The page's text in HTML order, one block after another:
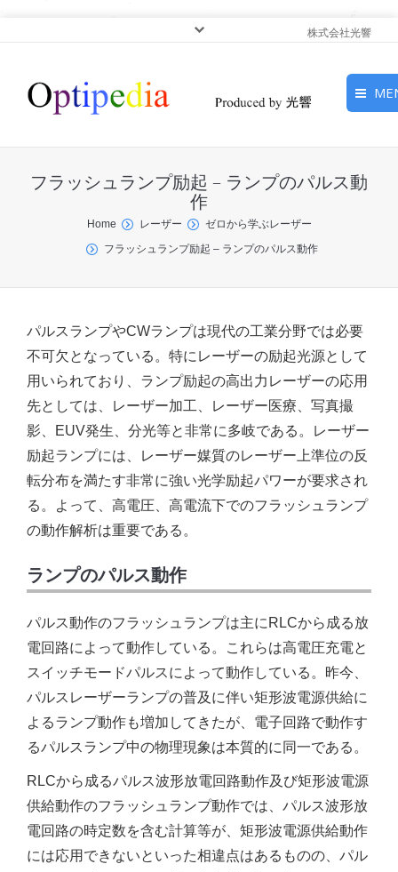
株式会社光響
ピックアップ
フラッシュランプ励起 – ランプのパルス動
作
You are here:
Home レーザー
ゼロから学ぶレーザー
フラッシュランプ励起 – ランプのパルス動作
パルスランプやCWランプは現代の工業分野では必要
不可欠となっている。特にレーザーの励起光源として
用いられており、ランプ励起の高出力レーザーの応用
先としては、レーザー加工、レーザー医療、写真撮
影、EUV発生、分光等と非常に多岐である。レーザー
励起ランプには、レーザー媒質のレーザー上準位の反
転分布を満たす非常に強い光学励起パワーが要求され
る。よって、高電圧、高電流下でのフラッシュランプ
の動作解析は重要である。
ランプのパルス動作
パルス動作のフラッシュランプは主にRLCから成る放
電回路によって動作している。これらは高電圧充電と
スイッチモードパルスによって動作している。昨今、
パルスレーザーランプの普及に伴い矩形波電源供給に
よるランプ動作も増加してきたが、電子回路で動作す
るパルスランプ中の物理現象は本質的に同一である。
RLCから成るパルス波形放電回路動作及び矩形波電源
供給動作のフラッシュランプ動作では、パルス波形放
電回路の時定数を含む計算等が、矩形波電源供給動作
には応用できないといった相違点はあるものの、パル